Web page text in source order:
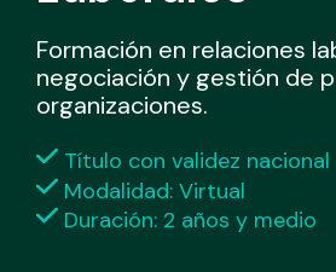
Formación en relaciones
negociación y gestión de
organizaciones.
Título con validez nacional
Modalidad: Virtual
Duración: 2 años y medio